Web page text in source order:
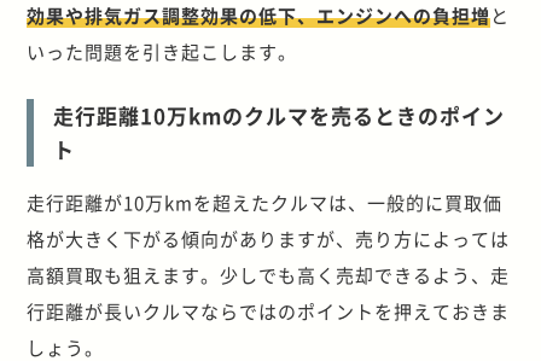
効果や排気ガス調整効果の低下、エンジンへの負担増と
いった問題を引き起こします。
走行距離10万kmのクルマを売るときのポイン
ト
走行距離が10万kmを超えたクルマは、一般的に買取価
格が大きく下がる傾向がありますが、売り方によっては
高額買取も狙えます。少しでも高く売却できるよう、走
行距離が長いクルマならではのポイントを押えておきま
しょう。